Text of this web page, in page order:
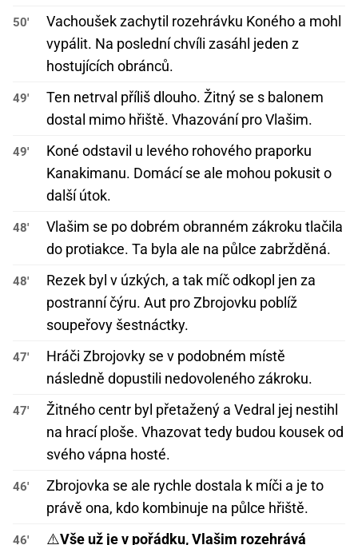
50'
Vachoušek zachytil rozehrávku Koného a mohl
vypálit. Na poslední chvíli zasáhl jeden z
hostujících obránců.
49'
Ten netrval příliš dlouho. Žitný se s balonem
dostal mimo hřiště. Vhazování pro Vlašim.
49'
Koné odstavil u levého rohového praporku
Kanakimanu. Domácí se ale mohou pokusit o
další útok.
48'
Vlašim se po dobrém obranném zákroku tlačila
do protiakce. Ta byla ale na půlce zabržděná.
48'
Rezek byl v úzkých, a tak míč odkopl jen za
postranní čýru. Aut pro Zbrojovku poblíž
soupeřovy šestnáctky.
47'
Hráči Zbrojovky se v podobném místě
následně dopustili nedovoleného zákroku.
47'
Žitného centr byl přetažený a Vedral jej nestihl
na hrací ploše. Vhazovat tedy budou kousek od
svého vápna hosté.
46'
Zbrojovka se ale rychle dostala k míči a je to
právě ona, kdo kombinuje na půlce hřiště.
46' ⚠️Vše už je v pořádku, Vlašim rozehrává